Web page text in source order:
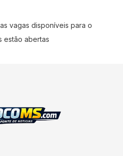
vagas disponíveis para o
estão abertas